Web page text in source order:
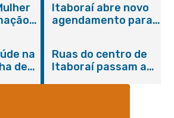
e
Itaboraí abre novo
agendamento para
na
de
Ruas do centro de
Itaboraí passam a